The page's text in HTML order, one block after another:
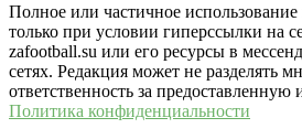
Полное или частичное
только при условии гиперссылки на
zafootball.su или его ресурсы в
сетях. Редакция может не разделять
ответственность за
Политика конфиденциальности